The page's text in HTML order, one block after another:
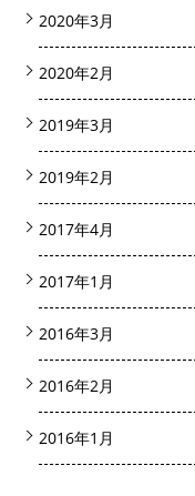
2020年3月
2020年2月
2019年3月
2019年2月
2017年4月
2017年1月
2016年3月
2016年2月
2016年1月